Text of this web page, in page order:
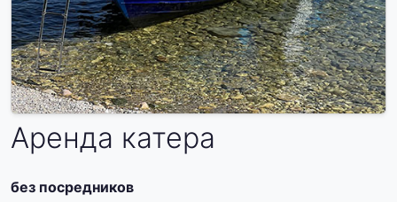
Аренда катера
без посредников